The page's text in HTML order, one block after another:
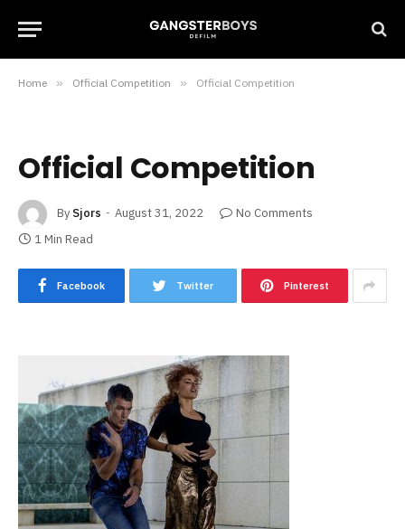
Home » Official Competition » Official Competition
Official Competition
By Sjors August 31, 2022
No Comments
1 Min Read
Facebook Twitter Pinterest